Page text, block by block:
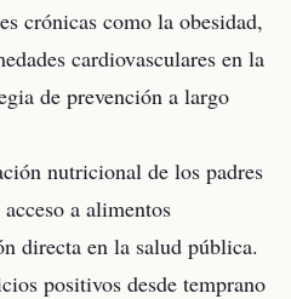
crónicas como la obesidad,
cardiovasculares en la
de prevención a largo
nutricional de los padres
a alimentos
directa en la salud pública.
positivos desde temprano